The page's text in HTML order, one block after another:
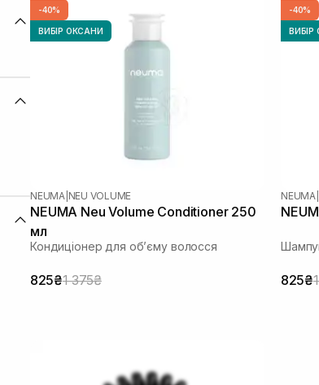
-40%
ВИБІР ОКСАНИ
NEUMA NEU VOLUME
NEUMA Neu Volume Conditioner 250
мл
Кондиціонер для обʼєму волосся
825₴1 375₴
-40%
ВИБІР
NEUMA
825₴